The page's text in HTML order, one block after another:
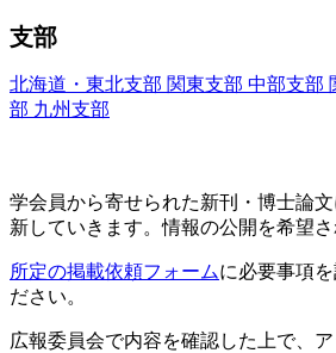
支部
北海道・東北支部 関東支部 中部支部
部 九州支部
学会員から寄せられた新刊・ 博士論
新していきます。情報の公開を希望さ
所定の掲載依頼フォームに必要事項
ださい。
広報委員会で内容を確認した上で、